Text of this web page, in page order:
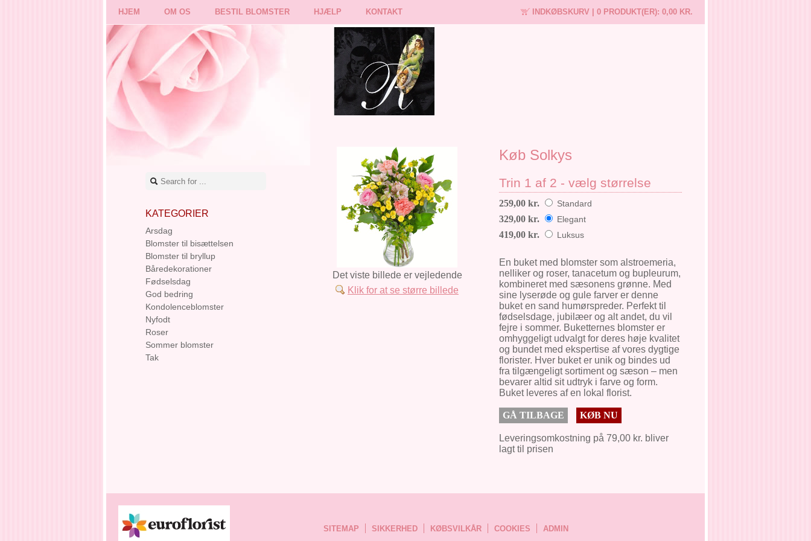
HJEM OM OS BESTIL BLOMSTER HJÆLP KONTAKT INDKØBSKURV | 0 PRODUKT(ER): 0,00 KR.
KATEGORIER
Arsdag
Blomster til bisættelsen
Blomster til bryllup
Båredekorationer
Fødselsdag
God bedring
Kondolenceblomster
Nyfodt
Roser
Sommer blomster
Tak
Det viste billede er vejledende
Klik for at se større billede
Køb Solkys
Trin 1 af 2 - vælg størrelse
259,00 kr. Standard
329,00 kr. Elegant
419,00 kr. Luksus
En buket med blomster som alstroemeria,
nelliker og roser, tanacetum og bupleurum,
kombineret med sæsonens grønne. Med
sine lyserøde og gule farver er denne
buket en sand humørspreder. Perfekt til
fødselsdage, jubilæer og alt andet, du vil
fejre i sommer. Buketternes blomster er
omhyggeligt udvalgt for deres høje kvalitet
og bundet med ekspertise af vores dygtige
florister. Hver buket er unik og bindes ud
fra tilgængeligt sortiment og sæson – men
bevarer altid sit udtryk i farve og form.
Buket leveres af en lokal florist.
GÅ TILBAGE KØB NU
Leveringsomkostning på 79,00 kr. bliver
lagt til prisen
SITEMAP SIKKERHED KØBSVILKÅR COOKIES ADMIN